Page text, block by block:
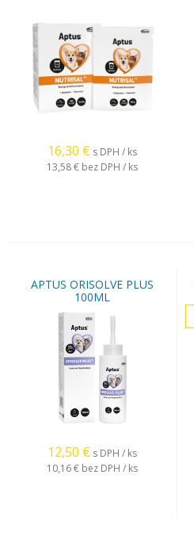
16,30 € s DPH / ks
13,58 € bez DPH / ks
APTUS ORISOLVE PLUS
100ML
12,50 € s DPH / ks
10,16 € bez DPH / ks